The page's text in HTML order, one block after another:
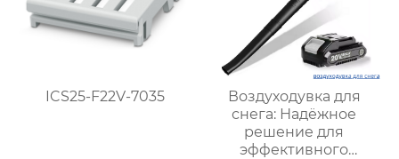
ICS25-F22V-7035
Воздуходувка для
снега: Надёжное
решение для
эффективного